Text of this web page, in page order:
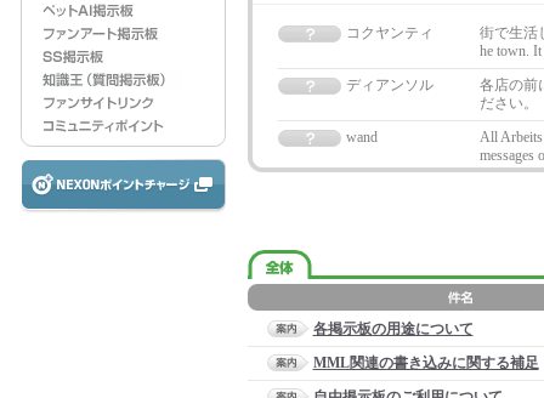
コクヤンティ
街で生活
he town.
ディアンソル
各店の前
ださい。
wand
All Arbeits
messages
各掲示板の用途について
MML関連の書き込みに関する補足